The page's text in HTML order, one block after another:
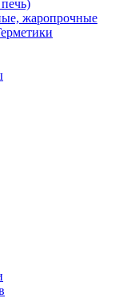
жаропрочные